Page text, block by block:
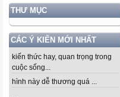
THƯ MỤC
CÁC Ý KIẾN MỚI NHẤT
kiến thức hay, quan trọng trong
cuộc sống...
hình này dễ thương quá ...